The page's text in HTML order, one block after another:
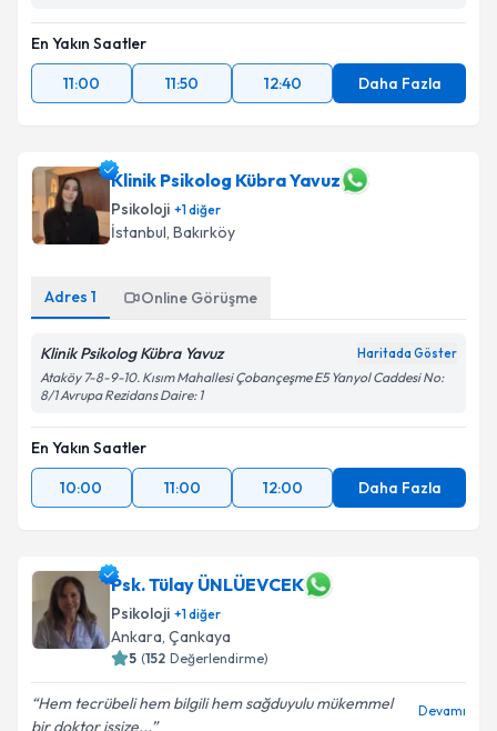
En Yakın Saatler
11:00
11:50 12:40 Daha Fazla
Klinik Psikolog Kübra Yavuz
Psikoloji +1diğer
İstanbul, Bakırköy
Adres 1 Online Görüşme
Klinik Psikolog Kübra Yavuz Haritada Göster
Ataköy 7-8-9-10. Kısım Mahallesi Çobançeşme E5 Yanyol Caddesi No:
8/1 Avrupa Rezidans Daire: 1
En Yakın Saatler
10:00
11:00 12:00 Daha Fazla
Psk. Tülay ÜNLÜEVCEK
Psikoloji +1diğer
Ankara, Çankaya
5 (152 Değerlendirme)
Hem tecrübeli hem bilgili hem sağduyulu mükemmel
bir doktor işsize...
Devamı